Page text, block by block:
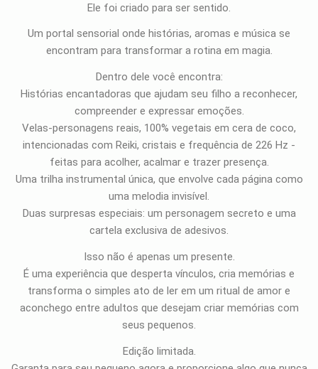
Ele foi criado para ser sentido.
Um portal sensorial onde histórias, aromas e música se
encontram para transformar a rotina em magia.
Dentro dele você encontra:
Histórias encantadoras que ajudam seu filho a reconhecer,
compreender e expressar emoções.
Velas-personagens reais, 100% vegetais em cera de coco,
intencionadas com Reiki, cristais e frequência de 226 Hz -
feitas para acolher, acalmar e trazer presença.
Uma trilha instrumental única, que envolve cada página como
uma melodia invisível.
Duas surpresas especiais: um personagem secreto e uma
cartela exclusiva de adesivos.
Isso não é apenas um presente.
É uma experiência que desperta vínculos, cria memórias e
transforma o simples ato de ler em um ritual de amor e
aconchego entre adultos que desejam criar memórias com
seus pequenos.
Edição limitada.